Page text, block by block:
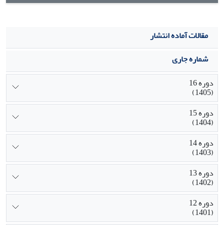
مقالات آماده انتشار
شماره جاری
دوره 16
(1405)
دوره 15
(1404)
دوره 14
(1403)
دوره 13
(1402)
دوره 12
(1401)